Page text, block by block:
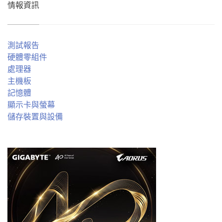
情報資訊
測試報告
硬體零組件
處理器
主機板
記憶體
顯示卡與螢幕
儲存裝置與設備